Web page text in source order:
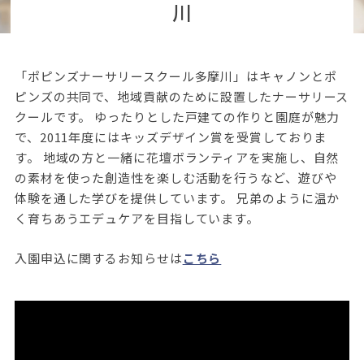
川
「ポピンズナーサリースクール多摩川」はキャノンとポ
ピンズの共同で、地域貢献のために設置したナーサリース
クールです。 ゆったりとした戸建ての作りと園庭が魅力
で、2011年度にはキッズデザイン賞を受賞しておりま
す。 地域の方と一緒に花壇ボランティアを実施し、自然
の素材を使った創造性を楽しむ活動を行うなど、遊びや
体験を通した学びを提供しています。 兄弟のように温か
く育ちあうエデュケアを目指しています。
入園申込に関するお知らせはこちら